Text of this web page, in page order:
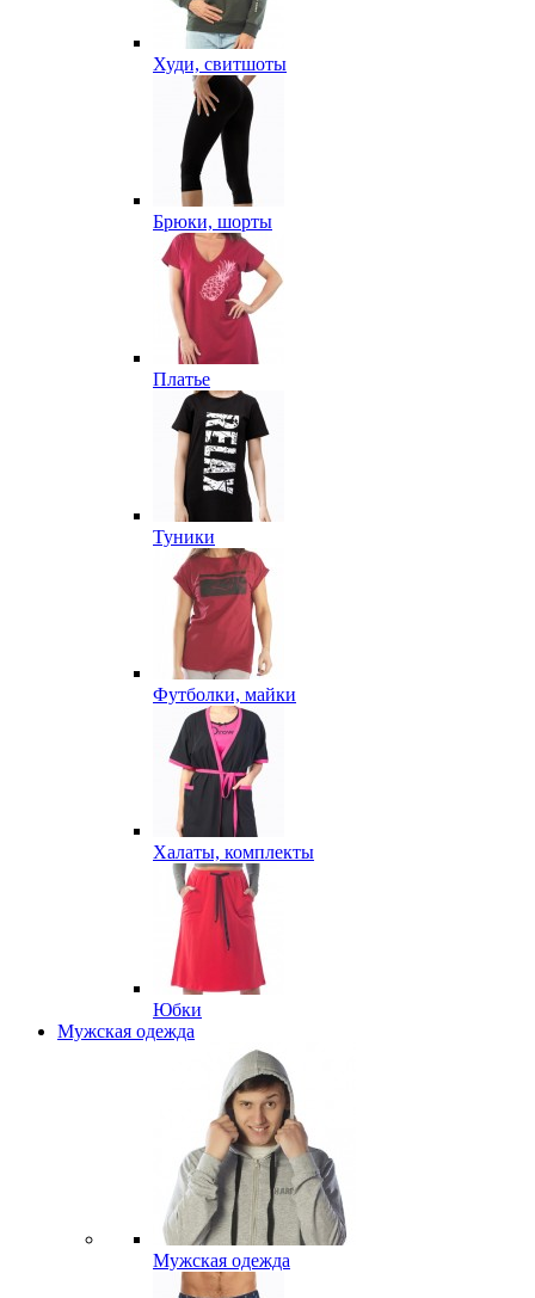
Худи, свитшоты
Брюки, шорты
Платье
Туники
Футболки, майки
Халаты, комплекты
Юбки
Мужская одежда
Мужская одежда